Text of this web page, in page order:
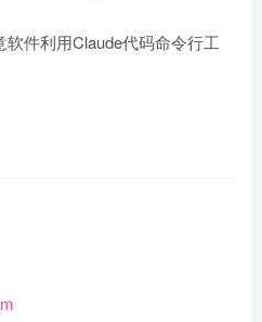
软件利用Claude代码命令行工